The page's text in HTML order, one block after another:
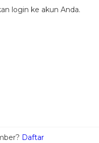
login ke akun Anda.
Daftar